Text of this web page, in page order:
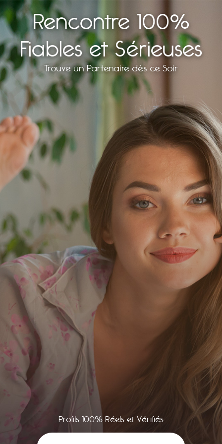
Rencontre 100%
Fiables et Sérieuses
Trouve un Partenaire dès ce Soir
Profils 100% Réels et Vérifiés